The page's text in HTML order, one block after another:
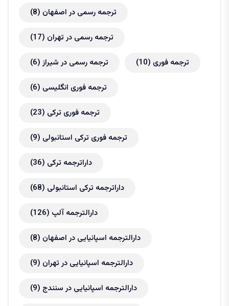
ترجمه رسمی در اصفهان (8)
ترجمه رسمی در تهران (17)
ترجمه رسمی در شیراز(6) ترجمه فوری (10)
ترجمه فوری انگلیسی (6)
ترجمه فوری ترکی (23)
ترجمه فوری ترکی استانبولی (9)
داراترجمه ترکی (36)
داراترجمه ترکی استانبولی (68)
دارالترجمه آلپ (126)
دارالترجمه اسپانیایی در اصفهان (8)
دارالترجمه اسپانیایی در تهران (9)
دارالترجمه اسپانیایی در سنندج (9)